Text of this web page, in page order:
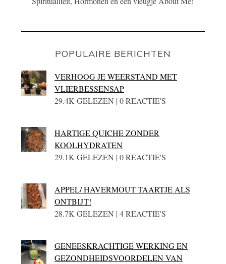
POPULAIRE BERICHTEN
VERHOOG JE WEERSTAND MET
VLIERBESSENSAP
29.4K GELEZEN | 0 REACTIE'S
HARTIGE QUICHE ZONDER
KOOLHYDRATEN
29.1K GELEZEN | 0 REACTIE'S
APPEL/ HAVERMOUT TAARTJE ALS
ONTBIJT!
28.7K GELEZEN | 4 REACTIE'S
GENEESKRACHTIGE WERKING EN
GEZONDHEIDSVOORDELEN VAN